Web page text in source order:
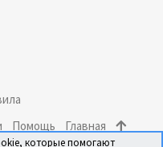
Помощь Главная
которые помогают